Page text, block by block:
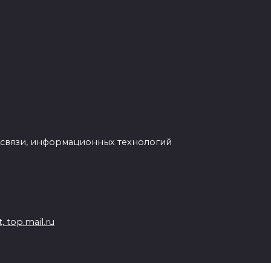
информационных технологий
top.mail.ru